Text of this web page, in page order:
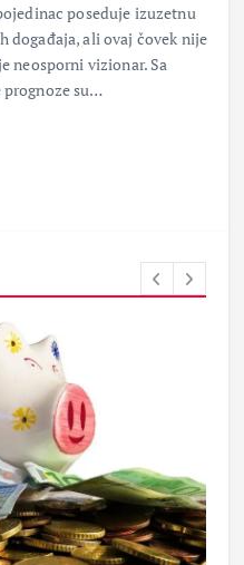
poseduje izuzetnu
događaja, ali ovaj čovek nije
neosporni vizionar. Sa
prognoze su…